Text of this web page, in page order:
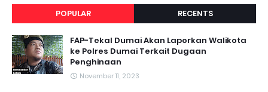
POPULAR RECENTS
FAP-Tekal Dumai Akan Laporkan Walikota
ke Polres Dumai Terkait Dugaan
Penghinaan
November 11, 2023